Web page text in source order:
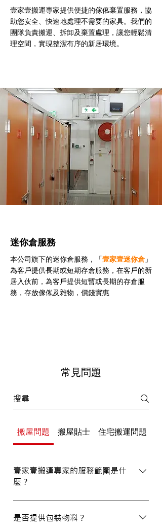
壹家壹搬運專家提供便捷的傢俬棄置服務，協
助您安全、快速地處理不需要的家具。我們的
團隊負責搬運、拆卸及棄置處理，讓您輕鬆清
理空間，實現整潔有序的新居環境。
迷你倉服務
本公司旗下的迷你倉服務，「壹家壹迷你倉 」
為客戶提供長期或短期存倉服務，在客戶的新
居入伙前，為客戶提供短暫或長期的存倉服
務，存放傢俬及雜物，價錢實惠
常見問題
搬屋問題 搬屋貼士 住宅搬運問題
壹家壹搬運專家的服務範圍是什
麼？
壹家壹搬運專家的服務覆蓋港九及新界，無
論是一般搬屋服務還是商務搬遷，我們都能
是否提供包裝物料？